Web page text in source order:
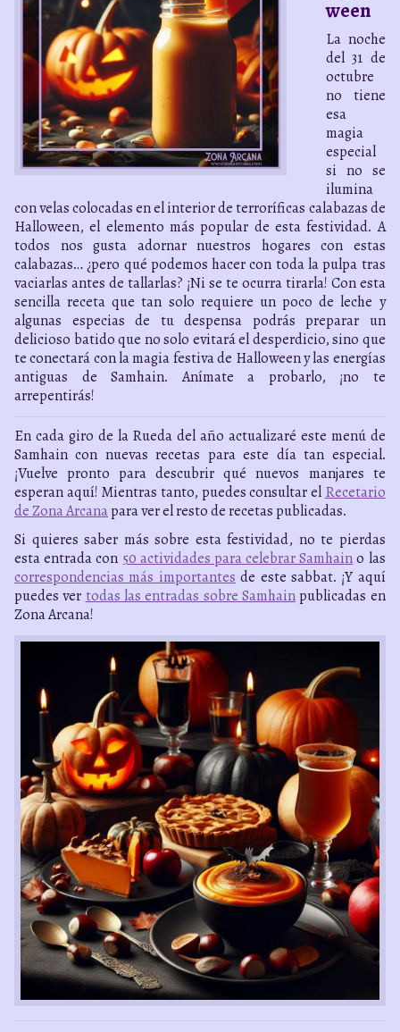
ween
La noche
del 31 de
octubre
no tiene
esa
magia
especial
si no se
ilumina
con velas colocadas en el interior de terroríficas calabazas de
Halloween, el elemento más popular de esta festividad. A
todos nos gusta adornar nuestros hogares con estas
calabazas… ¿pero qué podemos hacer con toda la pulpa tras
vaciarlas antes de tallarlas? ¡Ni se te ocurra tirarla! Con esta
sencilla receta que tan solo requiere un poco de leche y
algunas especias de tu despensa podrás preparar un
delicioso batido que no solo evitará el desperdicio, sino que
te conectará con la magia festiva de Halloween y las energías
antiguas de Samhain. Anímate a probarlo, ¡no te
arrepentirás!
En cada giro de la Rueda del año actualizaré este menú de
Samhain con nuevas recetas para este día tan especial.
¡Vuelve pronto para descubrir qué nuevos manjares te
esperan aquí! Mientras tanto, puedes consultar el Recetario
de Zona Arcanapara ver el resto de recetas publicadas.
Si quieres saber más sobre esta festividad, no te pierdas
esta entrada con 50 actividades para celebrar Samhaino las
correspondencias más importantes de este sabbat. ¡Y aquí
puedes ver todas las entradas sobre Samhainpublicadas en
Zona Arcana!